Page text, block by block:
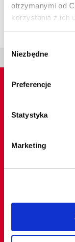
otrzymanymi od
korzystania z ich
zgody
Niezbędne
Preferencje
Statystyka
Marketing
badań!